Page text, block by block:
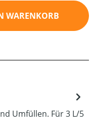
gewünschten
WARENKORB
Umfüllen. Für 3 L/5